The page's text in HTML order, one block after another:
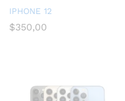
IPHONE 12
$350,00